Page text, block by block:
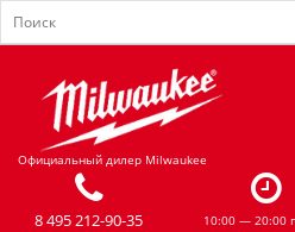
Официальный дилер Milwaukee
8 495 212-90-35
10:00 — 20:00